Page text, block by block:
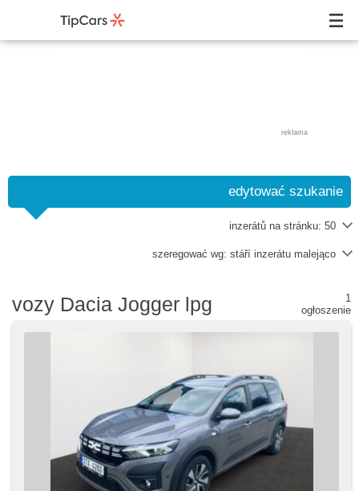
reklama
edytować szukanie
inzerátů na stránku: 50
szeregować wg: stáří inzerátu malejąco
vozy Dacia Jogger lpg
1
ogłoszenie